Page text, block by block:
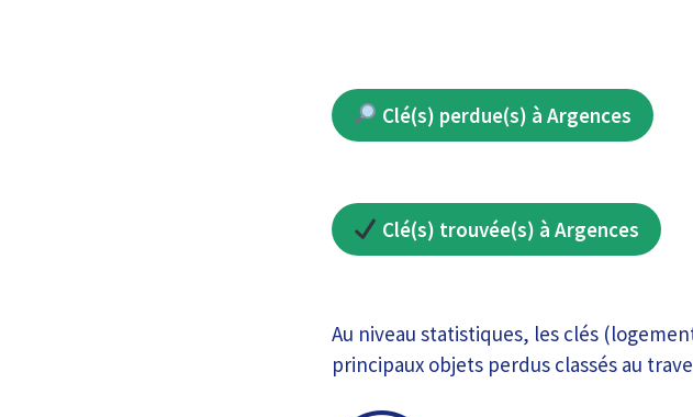
Clé(s) perdue(s) à Argences
Clé(s) trouvée(s) à Argences
Au niveau statistiques, les clés
principaux objets perdus classés au